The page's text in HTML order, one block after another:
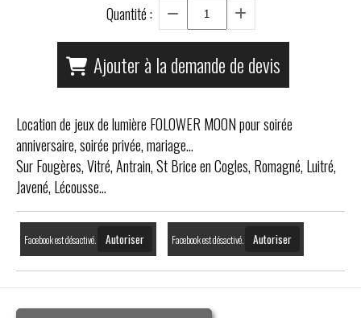
Quantité :
Ajouter à la demande de devis
Location de jeux de lumière FOLOWER MOON pour soirée
anniversaire, soirée privée, mariage...
Sur Fougères, Vitré, Antrain, St Brice en Cogles, Romagné, Luitré,
Javené, Lécousse...
Facebook est désactivé. Autoriser Facebook est désactivé. Autoriser